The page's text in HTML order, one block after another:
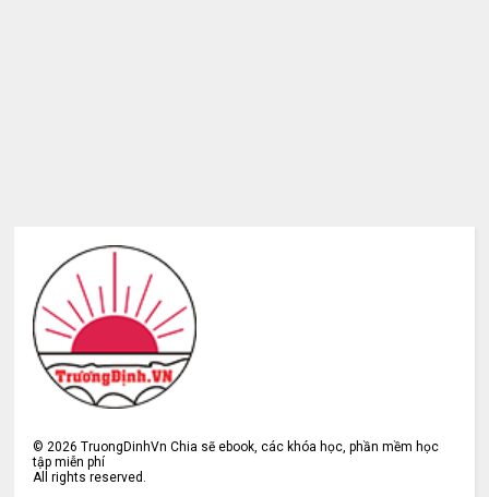
©2026 TruongDinhVn Chia sẽ ebook, các khóa học, phần mềm học
tập miễn phí
All rights reserved.